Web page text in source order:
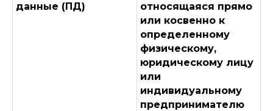
данные (ПД)
относящаяся прямо
или косвенно к
определенному
физическому,
юридическому лицу
или
индивидуальному
предпринимателю